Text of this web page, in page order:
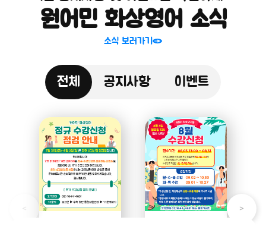
원어민 화상영어 소식
소식 보러가기
전체 공지사항 이벤트